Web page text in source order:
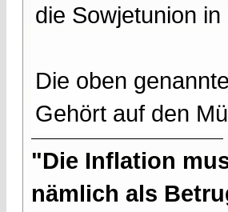
die Sowjetunion
Die oben
Gehört auf den
"Die Inflation
nämlich als